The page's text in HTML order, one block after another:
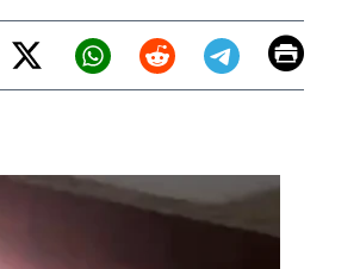
Twitter (X)
Whatsapp
RedditTelegram
EmailPrint